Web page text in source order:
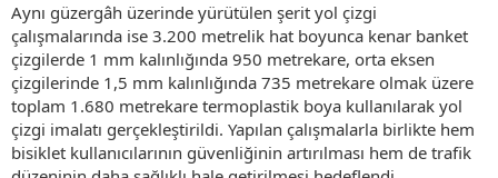
Aynı güzergâh üzerinde yürütülen şerit yol çizgi
çalışmalarında ise 3.200 metrelik hat boyunca kenar banket
çizgilerde 1 mm kalınlığında 950 metrekare, orta eksen
çizgilerinde 1,5 mm kalınlığında 735 metrekare olmak üzere
toplam 1.680 metrekare termoplastik boya kullanılarak yol
çizgi imalatı gerçekleştirildi. Yapılan çalışmalarla birlikte hem
bisiklet kullanıcılarının güvenliğinin artırılması hem de trafik